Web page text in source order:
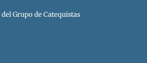
Grupo de Catequistas